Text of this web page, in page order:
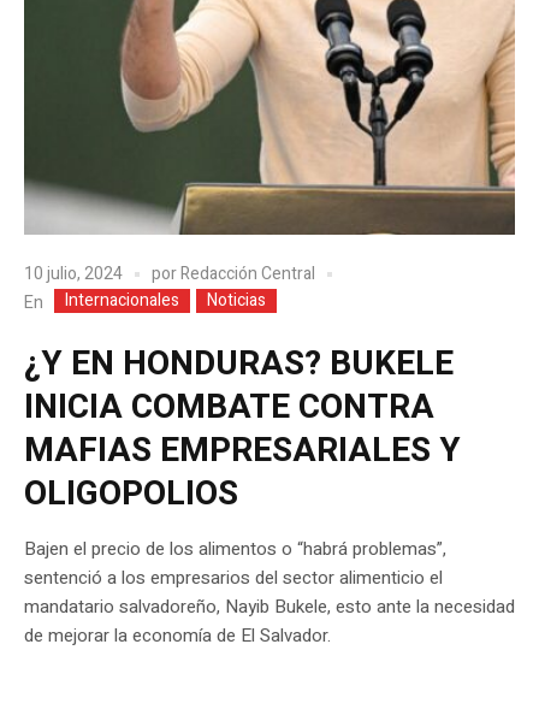
10 julio, 2024 porRedacción Central
En
Internacionales Noticias
¿Y EN HONDURAS? BUKELE
INICIA COMBATE CONTRA
MAFIAS EMPRESARIALES Y
OLIGOPOLIOS
Bajen el precio de los alimentos o “habrá problemas”,
sentenció a los empresarios del sector alimenticio el
mandatario salvadoreño, Nayib Bukele, esto ante la necesidad
de mejorar la economía de El Salvador.